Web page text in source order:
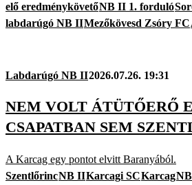
elő eredménykövetőNB II 1. forduló
labdarúgó NB IIMezőkövesd Zsóry FC
Labdarúgó NB II2026.07.26. 19:31
NEM VOLT ÁTÜTŐERŐ
CSAPATBAN SEM
A Karcag egy pontot elvitt Baranyából.
SzentlőrincNB IIKarcagi SCKarcag